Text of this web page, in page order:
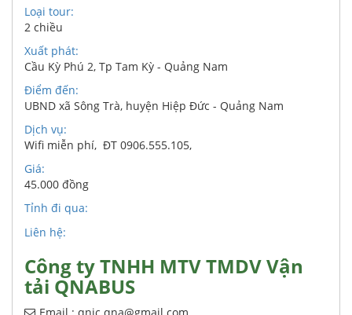
Loại tour:
2 chiều
Xuất phát:
Cầu Kỳ Phú 2, Tp Tam Kỳ - Quảng Nam
Điểm đến:
UBND xã Sông Trà, huyện Hiệp Đức - Quảng Nam
Dịch vụ:
Wifi miễn phí, ĐT 0906.555.105,
Giá:
45.000 đồng
Tỉnh đi qua:
Liên hệ:
Công ty TNHH MTV TMDV Vận
tải QNABUS